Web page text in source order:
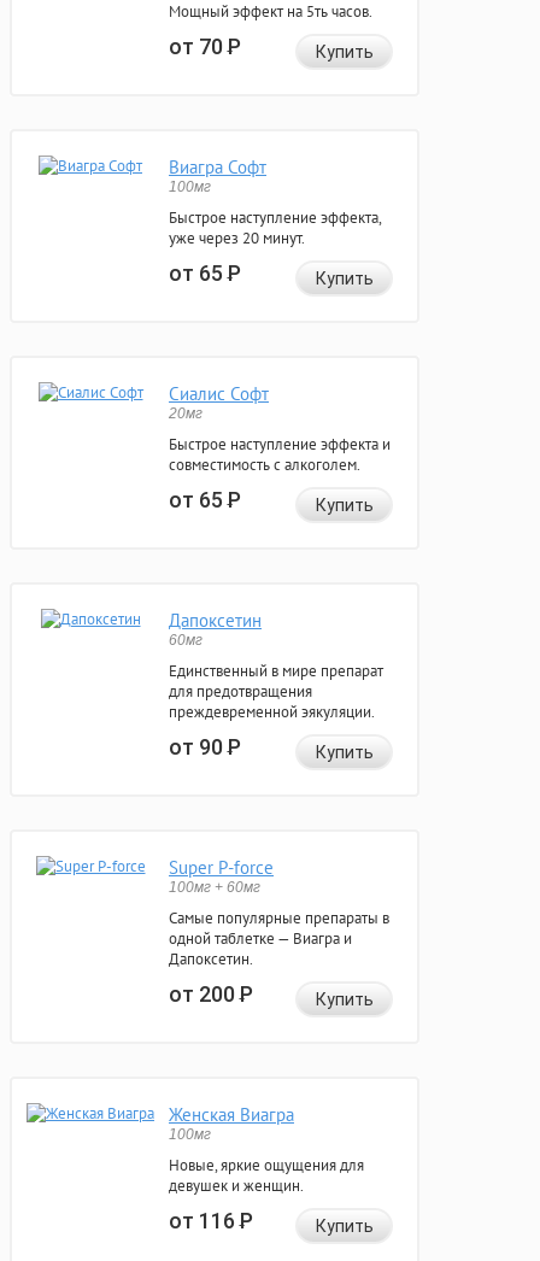
Мощный эффект на 5ть часов.
от 70Р Купить
Виагра Софт
100мг
Быстрое наступление эффекта,
уже через 20 минут.
от 65Р Купить
Сиалис Софт
20мг
Быстрое наступление эффекта и
совместимость с алкоголем.
от 65Р Купить
Дапоксетин
60мг
Единственный в мире препарат
для предотвращения
преждевременной эякуляции.
от 90Р Купить
Super P-force
100мг + 60мг
Самые популярные препараты в
одной таблетке — Виагра и
Дапоксетин.
от 200Р Купить
Женская Виагра
100мг
Новые, яркие ощущения для
девушек и женщин.
от 116Р Купить